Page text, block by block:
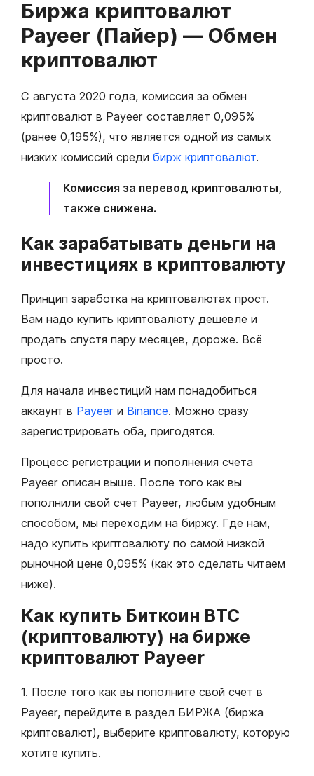
Биржа криптовалют
Payeer (Пайер) — Обмен
криптовалют
С августа 2020 года, комиссия за обмен
криптовалют в Payeer составляет 0,095%
(ранее 0,195%), что является одной из самых
низких комиссий среди бирж криптовалют.
Комиссия за перевод криптовалюты,
также снижена.
Как зарабатывать деньги на
инвестициях в криптовалюту
Принцип заработка на криптовалютах прост.
Вам надо купить криптовалюту дешевле и
продать спустя пару месяцев, дороже. Всё
просто.
Для начала инвестиций нам понадобиться
аккаунт в Payeer и Binance. Можно сразу
зарегистрировать оба, пригодятся.
Процесс регистрации и пополнения счета
Payeer описан выше. После того как вы
пополнили свой счет Payeer, любым удобным
способом, мы переходим на биржу. Где нам,
надо купить криптовалюту по самой низкой
рыночной цене 0,095% (как это сделать читаем
ниже).
Как купить Биткоин BTC
(криптовалюту) на бирже
криптовалют Payeer
1. После того как вы пополните свой счет в
Payeer, перейдите в раздел БИРЖА (биржа
криптовалют), выберите криптовалюту, которую
хотите купить.